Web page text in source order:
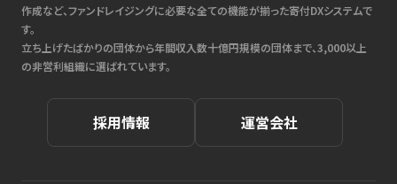
作成など、ファンドレイジングに必要な全ての機能が揃った寄付DXシステムで
す。
立ち上げたばかりの団体から年間収入数十億円規模の団体まで、3,000以上
の非営利組織に選ばれています。
採用情報 運営会社